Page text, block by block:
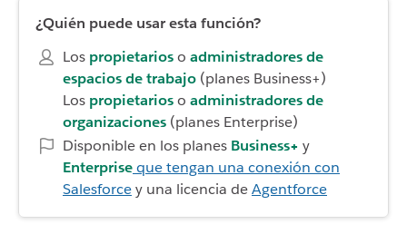
¿Quién puede usar esta función?
Los propietarioso administradores de
espacios de trabajo (planes Business+)
Los propietarioso administradores de
organizaciones (planes Enterprise)
Disponible en los planes Business+ y
Enterpriseque tengan una conexión con
Salesforcey una licencia deAgentforce